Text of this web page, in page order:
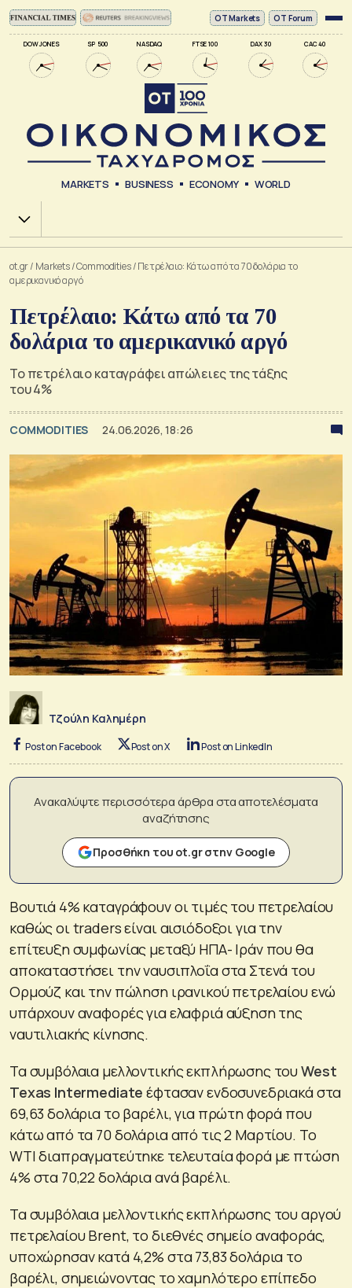
DOW JONES SP 500 NASDAQ FTSE 100 DAX 30 CAC 40
ΟΤ Markets OT Forum
MARKETS BUSINESS ECONOMY WORLD
Χ.Α.
ot.gr/ Markets/Commodities/Πετρέλαιο: Κάτω από τα 70 δολάρια το
αμερικανικό αργό
Πετρέλαιο: Κάτω από τα 70
δολάρια το αμερικανικό αργό
Το πετρέλαιο καταγράφει απώλειες της τάξης
του 4%
COMMODITIES 24.06.2026, 18:26
Τζούλη Καλημέρη
Post on Facebook Post on X Post on LinkedIn
Ανακαλύψτε περισσότερα άρθρα στα αποτελέσματα
αναζήτησης
Προσθήκη του ot.gr στην Google
Βουτιά 4% καταγράφουν οι τιμές του πετρελαίου
καθώς οι traders είναι αισιόδοξοι για την
επίτευξη συμφωνίας μεταξύ ΗΠΑ- Ιράν που θα
αποκαταστήσει την ναυσιπλοΐα στα Στενά του
Ορμούζ και την πώληση ιρανικού πετρελαίου ενώ
υπάρχουν αναφορές για ελαφριά αύξηση της
ναυτιλιακής κίνησης.
Τα συμβόλαια μελλοντικής εκπλήρωσης τουWest
Texas Intermediate έφτασαν ενδοσυνεδριακά στα
69,63 δολάρια το βαρέλι, για πρώτη φορά που
κάτω από τα 70 δολάρια από τις 2 Μαρτίου. Το
WTI διαπραγματεύτηκε τελευταία φορά με πτώση
4% στα 70,22 δολάρια ανά βαρέλι.
Τα συμβόλαια μελλοντικής εκπλήρωσης του αργού
πετρελαίου Brent, το διεθνές σημείο αναφοράς,
υποχώρησαν κατά 4,2% στα 73,83 δολάρια το
βαρέλι, σημειώνοντας το χαμηλότερο επίπεδο